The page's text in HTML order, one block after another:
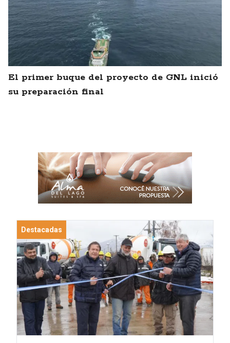
El primer buque del proyecto de GNL inició
su preparación final
Destacadas